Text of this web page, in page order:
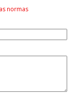
normas